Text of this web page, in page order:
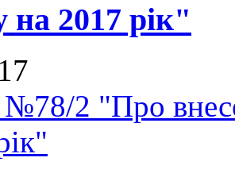
на 2017 рік"
2 "Про